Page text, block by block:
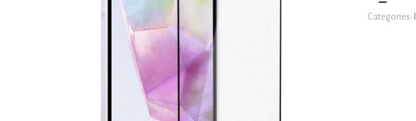
GLASS
SAMSUNG
Categories: